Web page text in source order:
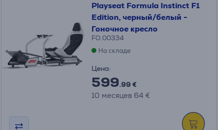
Playseat Formula Instinct F1
Edition, черный/белый -
Гоночное кресло
FO.00334
На складе
Цена:
599.99 €
10 месяцев 64 €